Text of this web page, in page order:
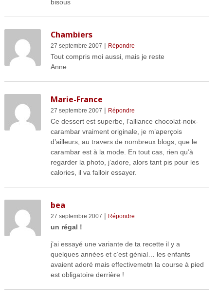
bisous
Chambiers
27 septembre 2007 | Répondre
Tout compris moi aussi, mais je reste
Anne
Marie-France
27 septembre 2007 | Répondre
Ce dessert est superbe, l’alliance chocolat-noix-
carambar vraiment originale, je m’aperçois
d’ailleurs, au travers de nombreux blogs, que le
carambar est à la mode. En tout cas, rien qu’à
regarder la photo, j’adore, alors tant pis pour les
calories, il va falloir essayer.
bea
27 septembre 2007 | Répondre
un régal !
j’ai essayé une variante de ta recette il y a
quelques années et c’est génial… les enfants
avaient adoré mais effectivemetn la course à pied
est obligatoire derrière !